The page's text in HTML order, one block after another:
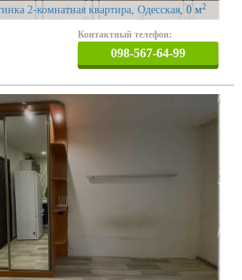
2-комнатная квартира, Одесская , 0 м2
Контактный телефон:
098-567-64-99